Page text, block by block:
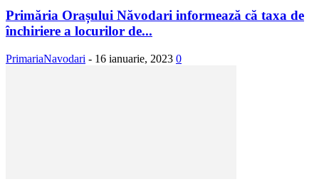
Primăria Orașului Năvodari informează că taxa de
închiriere a locurilor de...
PrimariaNavodari - 16 ianuarie, 2023 0